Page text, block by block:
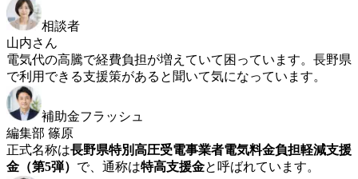
相談者
山内さん
電気代の高騰で経費負担が増えていて困っています。長野県
で利用できる支援策があると聞いて気になっています。
補助金フラッシュ
編集部 篠原
正式名称は長野県特別高圧受電事業者電気料金負担軽減支援
金（第5弾） で、通称は特高支援金と呼ばれています。